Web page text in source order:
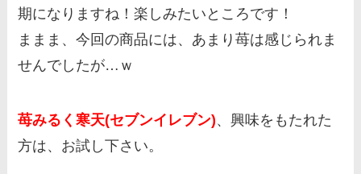
期になりますね！楽しみたいところです！
ままま、今回の商品には、あまり苺は感じられま
せんでしたが…ｗ
苺みるく寒天(セブンイレブン)、興味をもたれた
方は、お試し下さい。